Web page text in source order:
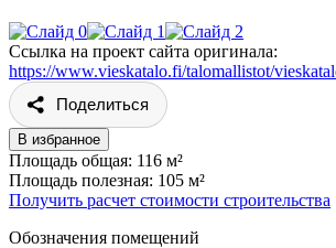
Ссылка на проект сайта оригинала:
https://www.vieskatalo.fi/talomallistot/
Поделиться
В избранное
Площадь общая: 116 м²
Площадь полезная: 105 м²
Получить расчет стоимости строительства
Обозначения помещений